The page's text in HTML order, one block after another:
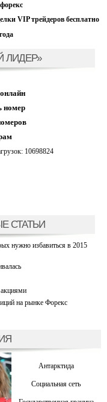
VIP трейдеров бесплатно
ЛИДЕР»
номер
10698824
СТАТЬИ
нужно избавиться в 2015
на рынке Форекс
Антарктида
Социальная сеть